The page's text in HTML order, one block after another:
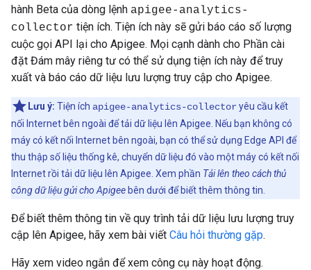
hành Beta của dòng lệnh apigee-analytics-
collector tiện ích. Tiện ích này sẽ gửi báo cáo số lượng
cuộc gọi API lại cho Apigee. Mọi cạnh dành cho Phần cài
đặt Đám mây riêng tư có thể sử dụng tiện ích này để truy
xuất và báo cáo dữ liệu lưu lượng truy cập cho Apigee.
Lưu ý: Tiện ích apigee-analytics-collector yêu cầu kết
nối Internet bên ngoài để tải dữ liệu lên Apigee. Nếu bạn không có
máy có kết nối Internet bên ngoài, bạn có thể sử dụng Edge API để
thu thập số liệu thống kê, chuyển dữ liệu đó vào một máy có kết nối
Internet rồi tải dữ liệu lên Apigee. Xem phần Tải lên theo cách thủ
công dữ liệu gửi cho Apigee bên dưới để biết thêm thông tin.
Để biết thêm thông tin về quy trình tải dữ liệu lưu lượng truy
cập lên Apigee, hãy xem bài viết Câu hỏi thường gặp.
Hãy xem video ngắn để xem công cụ này hoạt động.